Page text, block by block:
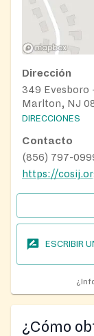
Dirección
349 Evesboro
Marlton, NJ
DIRECCIONES
Contacto
(856) 797-
ESCRIBIR
¿Cómo